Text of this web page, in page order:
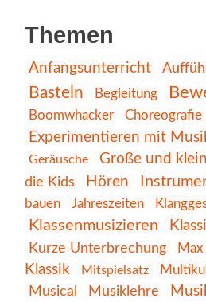
Themen
Anfangsunterricht
Basteln Begleitung
Boomwhacker Choreografie
Experimentieren mit
Geräusche Große und
die Kids
Hören
bauen
Jahreszeiten
Klassenmusizieren
Kurze Unterbrechung
Klassik
Mitspielsatz
Musical
Musiklehre